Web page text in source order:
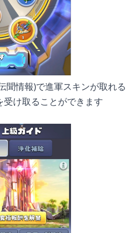
聞情報)で進軍スキンが取れる
け取ることができます